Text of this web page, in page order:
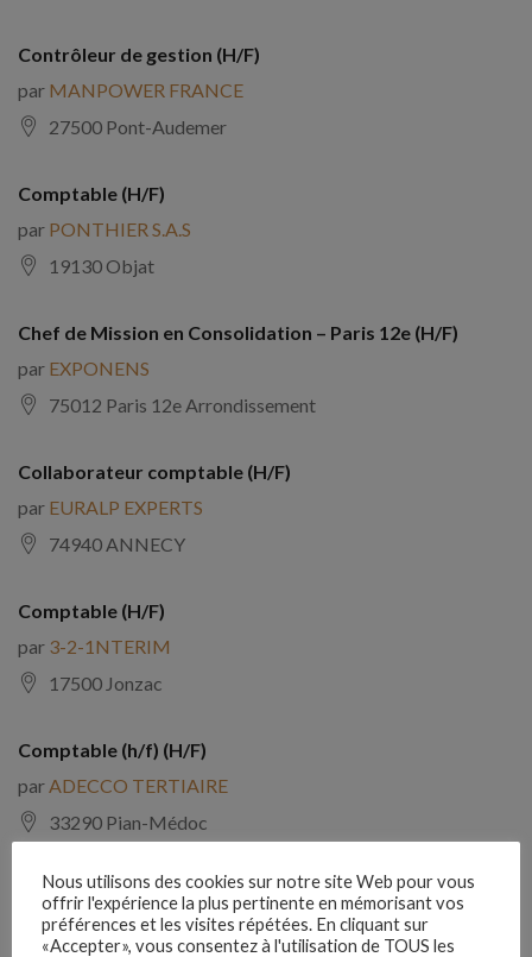
Contrôleur de gestion (H/F)
par MANPOWER FRANCE
27500 Pont-Audemer
Comptable (H/F)
par PONTHIER S.A.S
19130 Objat
Chef de Mission en Consolidation – Paris 12e (H/F)
par EXPONENS
75012 Paris 12e Arrondissement
Collaborateur comptable (H/F)
par EURALP EXPERTS
74940 ANNECY
Comptable (H/F)
par 3-2-1NTERIM
17500 Jonzac
Comptable (h/f) (H/F)
par ADECCO TERTIAIRE
33290 Pian-Médoc
Controleur de gestion (H/F)
parARTHUS SOURCING
Nous utilisons des cookies sur notre site Web pour vous
offrir l'expérience la plus pertinente en mémorisant vos
préférences et les visites répétées. En cliquant sur
«Accepter», vous consentez à l'utilisation de TOUS les